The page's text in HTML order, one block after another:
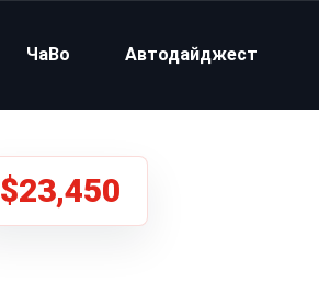
ЧаВо Автодайджест
$23,450